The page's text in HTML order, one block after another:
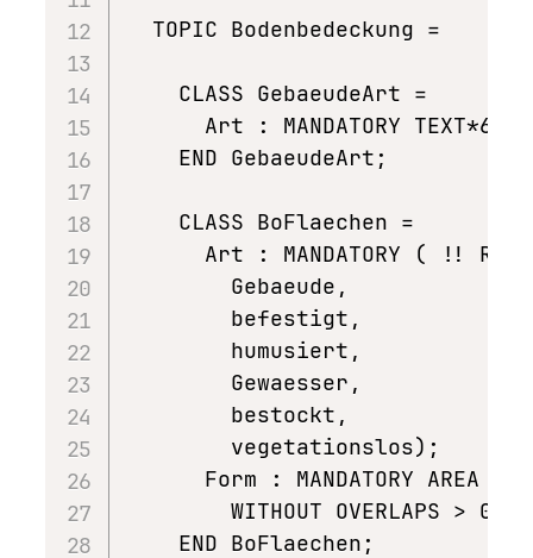
  TOPIC Bodenbedeckung =
    CLASS GebaeudeArt =
Art : MANDATORY TEXT*6;
    END GebaeudeArt;
    CLASS BoFlaechen =
Art : MANDATORY ( !!
        Gebaeude,
        befestigt,
        humusiert,
        Gewaesser,
        bestockt,
        vegetationslos);
Form : MANDATORY AREA
WITHOUT OVERLAPS >
    END BoFlaechen;